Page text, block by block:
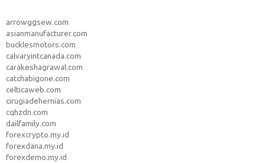
arrowggsew.com
asianmanufacturer.com
bucklesmotors.com
calvaryintcanada.com
carakeshagrawal.com
catchabigone.com
celticaweb.com
cirugiadehernias.com
cqhzdn.com
dailfamily.com
forexcrypto.my.id
forexdana.my.id
forexdemo.my.id